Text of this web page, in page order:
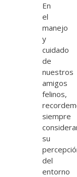
En
el
manejo
y
cuidado
de
nuestros
amigos
felinos,
siempre
su
del
entorno